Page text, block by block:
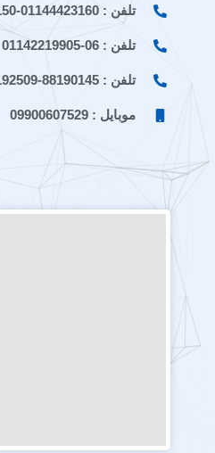
تلفن : 01144423160-01144423150
تلفن : 06-01142219905
تلفن : 88190145-88192509-021
موبایل : 09900607529